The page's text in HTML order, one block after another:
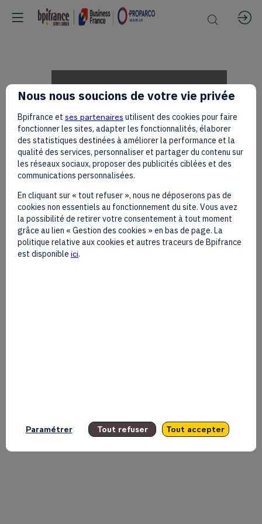
[CREATION
IN
MOTION]
Maxime
the
Main
Nous nous soucions de votre vie privée
Bpifrance et ses partenaires utilisent des cookies pour faire
fonctionner les sites, adapter les fonctionnalités, élaborer
des statistiques destinées à améliorer la performance et la
qualité des services, personnaliser et partager du contenu sur
les réseaux sociaux, proposer des publicités ciblées et des
communications personnalisées.
En cliquant sur « tout refuser », nous ne déposerons pas de
cookies non essentiels au fonctionnement du site. Vous avez
la possibilité de retirer votre consentement à tout moment
grâce au lien « Gestion des cookies » en bas de page. La
politique relative aux cookies et autres traceurs de Bpifrance
est disponible ici.
Paramétrer Tout refuser Tout accepter